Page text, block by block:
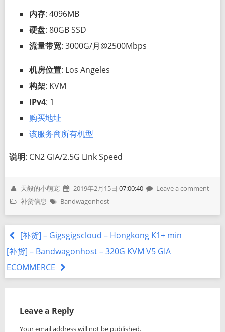
内存: 4096MB
硬盘: 80GB SSD
流量带宽: 3000G/月@2500Mbps
机房位置: Los Angeles
构架: KVM
IPv4: 1
购买地址
该服务商所有机型
说明: CN2 GIA/2.5G Link Speed
天毅的小萌宠 2019年2月15日 07:00:40
Leave a comment
补货信息
Bandwagonhost
[补货] – Gigsgigscloud – Hongkong K1+ min
[补货] – Bandwagonhost – 320G KVM V5 GIA
ECOMMERCE
Leave a Reply
Your email address will not be published.